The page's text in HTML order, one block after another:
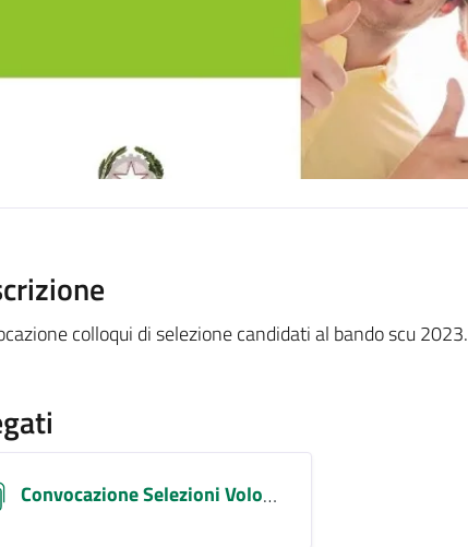
colloqui di selezione candidati al bando scu 2023.
Convocazione Selezioni Volontari 2023